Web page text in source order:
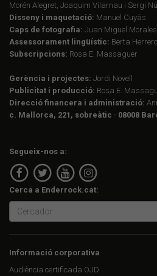
Morén Alegret, Joaquim Vilarnau i Sergi
Disseny i maquetació: Manuel Cuyàs
Caps de fotografia: Juan Miguel Morales
Assessorament lingüístic: Berta
Subscripcions: Rosa E. Massaguer
Gerència i projectes: Jordi Novell
Publicitat i producció: Rosa E.
Direcció financera i administració:
c. Mallorca, 221, sobreàtic · 08008
Segueix-nos a:
Cerca a Enderrock.cat:
Informació corporativa
Audiència certificada OJD